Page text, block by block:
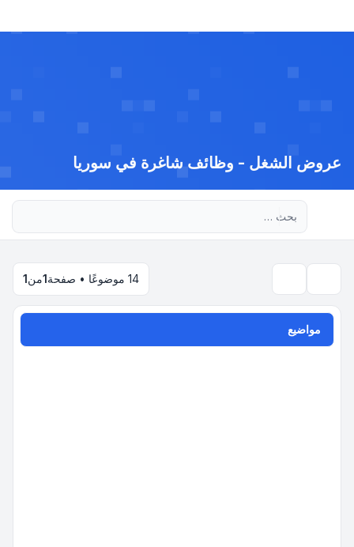
عروض الشغل - وظائف شاغرة في سوريا
14 موضوعًا • صفحة 1من1
مواضيع